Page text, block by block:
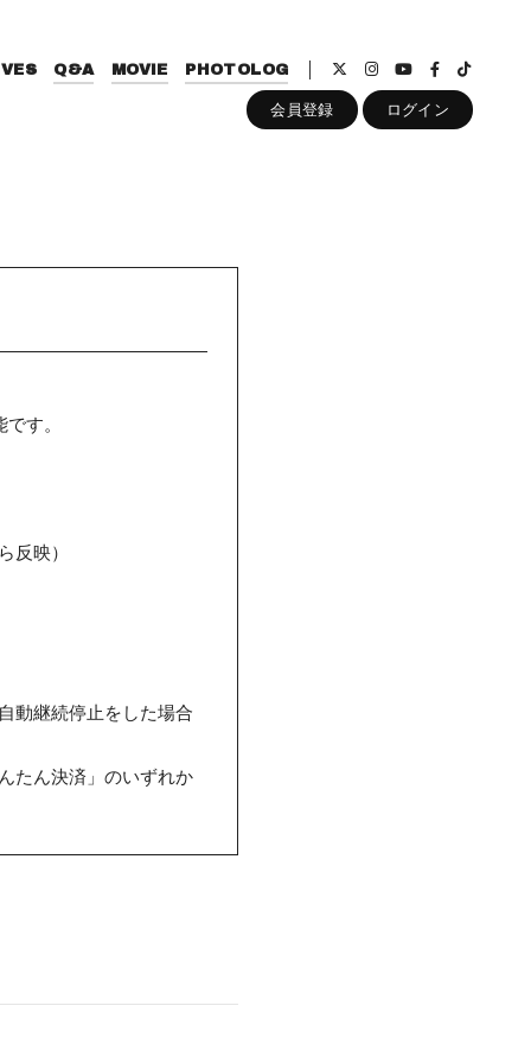
Q&A MOVIE PHOTOLOG
会員登録 ログイン
す。
反映）
動継続停止をした場合
たん決済」のいずれか